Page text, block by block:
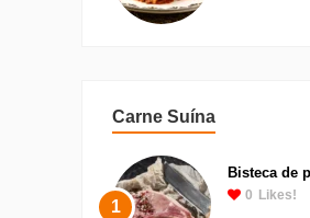
Carne Suína
1
Bisteca de
0 Likes!